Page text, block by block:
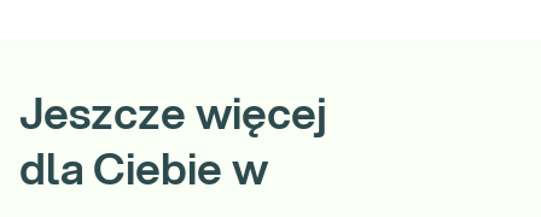
Jeszcze więcej
dla Ciebie w